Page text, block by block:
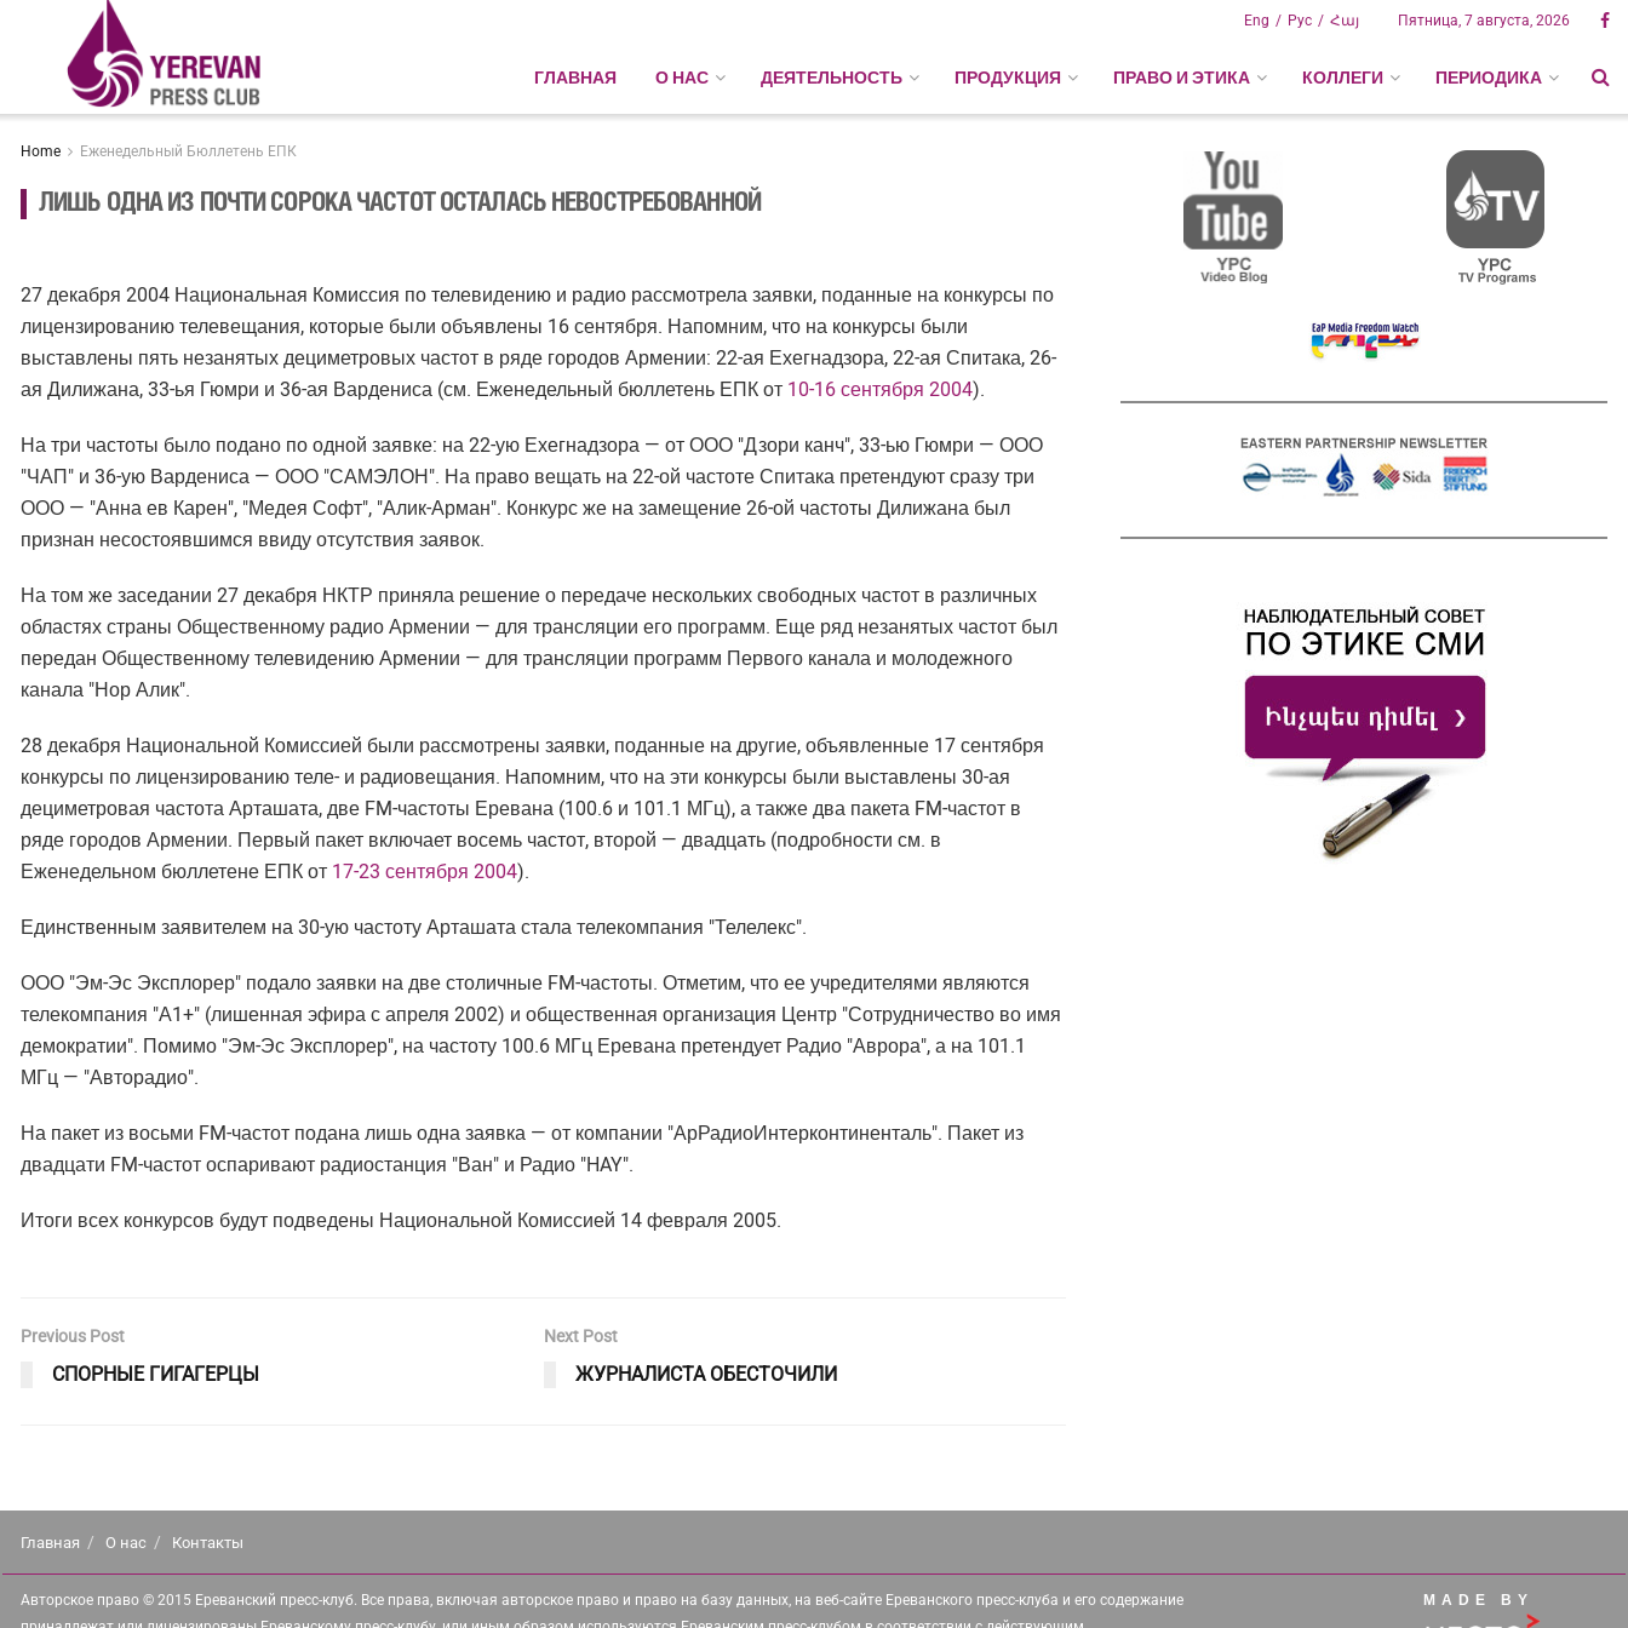
Рус Հայ
Eng Пятница, 7 августа, 2026
ГЛАВНАЯ О НАС ДЕЯТЕЛЬНОСТЬ ПРОДУКЦИЯ ПРАВО И ЭТИКА КОЛЛЕГИ ПЕРИОДИКА
Home Еженедельный Бюллетень ЕПК
ЛИШЬ ОДНА ИЗ ПОЧТИ СОРОКА ЧАСТОТ ОСТАЛАСЬ НЕВОСТРЕБОВАННОЙ
27 декабря 2004 Национальная Комиссия по телевидению и радио рассмотрела заявки, поданные на конкурсы по
лицензированию телевещания, которые были объявлены 16 сентября. Напомним, что на конкурсы были
выставлены пять незанятых дециметровых частот в ряде городов Армении: 22-ая Ехегнадзора, 22-ая Спитака, 26-
ая Дилижана, 33-ья Гюмри и 36-ая Вардениса (см. Еженедельный бюллетень ЕПК от 10-16 сентября 2004).
На три частоты было подано по одной заявке: на 22-ую Ехегнадзора — от ООО "Дзори канч", 33-ью Гюмри — ООО
"ЧАП" и 36-ую Вардениса — ООО "САМЭЛОН". На право вещать на 22-ой частоте Спитака претендуют сразу три
ООО — "Анна ев Карен", "Медея Софт", "Алик-Арман". Конкурс же на замещение 26-ой частоты Дилижана был
признан несостоявшимся ввиду отсутствия заявок.
На том же заседании 27 декабря НКТР приняла решение о передаче нескольких свободных частот в различных
областях страны Общественному радио Армении — для трансляции его программ. Еще ряд незанятых частот был
передан Общественному телевидению Армении — для трансляции программ Первого канала и молодежного
канала "Нор Алик".
28 декабря Национальной Комиссией были рассмотрены заявки, поданные на другие, объявленные 17 сентября
конкурсы по лицензированию теле- и радиовещания. Напомним, что на эти конкурсы были выставлены 30-ая
дециметровая частота Арташата, две FM-частоты Еревана (100.6 и 101.1 МГц), а также два пакета FM-частот в
ряде городов Армении. Первый пакет включает восемь частот, второй — двадцать (подробности см. в
Еженедельном бюллетене ЕПК от 17-23 сентября 2004).
Единственным заявителем на 30-ую частоту Арташата стала телекомпания "Телелекс".
ООО "Эм-Эс Эксплорер" подало заявки на две столичные FM-частоты. Отметим, что ее учредителями являются
телекомпания "А1+" (лишенная эфира с апреля 2002) и общественная организация Центр "Сотрудничество во имя
демократии". Помимо "Эм-Эс Эксплорер", на частоту 100.6 МГц Еревана претендует Радио "Аврора", а на 101.1
МГц — "Авторадио".
На пакет из восьми FM-частот подана лишь одна заявка — от компании "АрРадиоИнтерконтиненталь". Пакет из
двадцати FM-частот оспаривают радиостанция "Ван" и Радио "HAY".
Итоги всех конкурсов будут подведены Национальной Комиссией 14 февраля 2005.
Previous Post
СПОРНЫЕ ГИГАГЕРЦЫ
Next Post
ЖУРНАЛИСТА ОБЕСТОЧИЛИ
Главная О нас Контакты
Авторское право © 2015 Ереванский пресс-клуб. Все права, включая авторское право и право на базу данных, на веб-сайте Ереванского пресс-клуба и его содержание
MADE BY